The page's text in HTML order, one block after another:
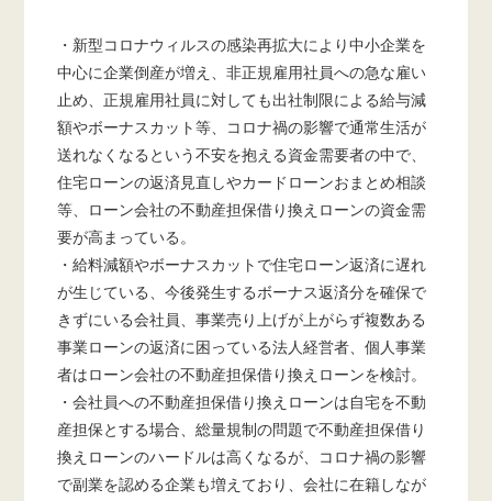
・新型コロナウィルスの感染再拡大により中小企業を
中心に企業倒産が増え、非正規雇用社員への急な雇い
止め、正規雇用社員に対しても出社制限による給与減
額やボーナスカット等、コロナ禍の影響で通常生活が
送れなくなるという不安を抱える資金需要者の中で、
住宅ローンの返済見直しやカードローンおまとめ相談
等、ローン会社の不動産担保借り換えローンの資金需
要が高まっている。
・給料減額やボーナスカットで住宅ローン返済に遅れ
が生じている、今後発生するボーナス返済分を確保で
きずにいる会社員、事業売り上げが上がらず複数ある
事業ローンの返済に困っている法人経営者、個人事業
者はローン会社の不動産担保借り換えローンを検討。
・会社員への不動産担保借り換えローンは自宅を不動
産担保とする場合、総量規制の問題で不動産担保借り
換えローンのハードルは高くなるが、コロナ禍の影響
で副業を認める企業も増えており、会社に在籍しなが